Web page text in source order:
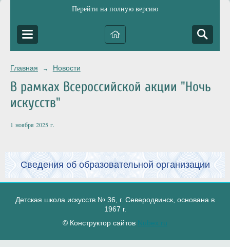
Перейти на полную версию
Главная → Новости
В рамках Всероссийской акции "Ночь
искусств"
1 ноября 2025 г.
Сведения об образовательной организации
Детская школа искусств № 36, г. Северодвинск, основана в
1967 г.
© Конструктор сайтов Nubex.ru